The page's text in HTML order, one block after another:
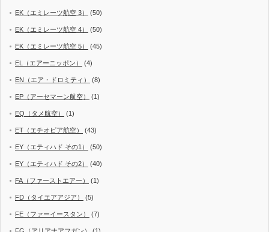
EK（エミレーツ航空 3） (50)
EK（エミレーツ航空 4） (50)
EK（エミレーツ航空 5） (45)
EL（エアーニッポン） (4)
EN（エア・ドロミティ） (8)
EP（アーセマーン航空） (1)
EQ（タメ航空） (1)
ET（エチオピア航空） (43)
EY（エティハド その1） (50)
EY（エティハド その2） (40)
FA（ファーストエアー） (1)
FD（タイエアアジア） (5)
FE（ファーイースタン） (7)
FG（アリアナアフガン） (1)